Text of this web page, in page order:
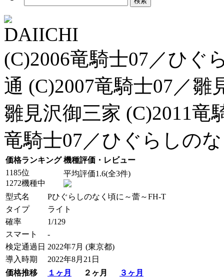
DAIICHI
(C)2006竜騎士07／ひぐ
通 (C)2007竜騎士07／雛
雛見沢御三家 (C)2011竜
竜騎士07／ひぐらしの
価格ランキング 機種評価・レビュー
1185位
1272機種中
平均評価1.6(全3件)
型式名
Pひぐらしのなく頃に～蕾～FH-T
タイプ
ライト
確率
1/129
スマート
-
検定通過日 2022年7月 (東京都)
導入時期
2022年8月21日
価格推移
１ヶ月 ２ヶ月
３ヶ月